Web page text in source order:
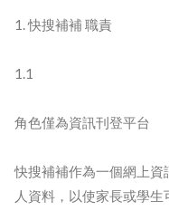
1. 快搜補補 職責
1.1
角色僅為資訊刊登平台
快搜補補作為一個網上
人資料，以使家長或學